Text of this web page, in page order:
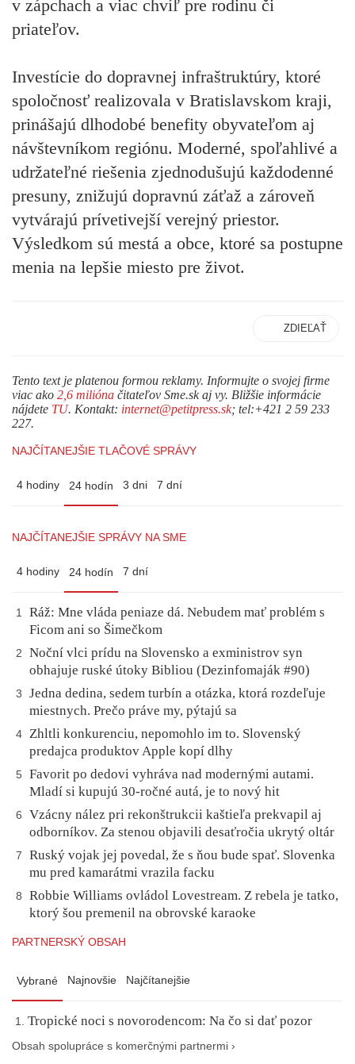
v zápchach a viac chvíľ pre rodinu či
priateľov.
Investície do dopravnej infraštruktúry, ktoré
spoločnosť realizovala v Bratislavskom kraji,
prinášajú dlhodobé benefity obyvateľom aj
návštevníkom regiónu. Moderné, spoľahlivé a
udržateľné riešenia zjednodušujú každodenné
presuny, znižujú dopravnú záťaž a zároveň
vytvárajú prívetivejší verejný priestor.
Výsledkom sú mestá a obce, ktoré sa postupne
menia na lepšie miesto pre život.
ZDIEĽAŤ
Tento text je platenou formou reklamy. Informujte o svojej firme
viac ako 2,6 milióna čitateľov Sme.sk aj vy. Bližšie informácie
nájdete TU. Kontakt: internet@petitpress.sk; tel:+421 2 59 233
227.
NAJČÍTANEJŠIE TLAČOVÉ SPRÁVY
4 hodiny 24 hodín 3 dni 7 dní
NAJČÍTANEJŠIE SPRÁVY NA SME
4 hodiny 24 hodín 7 dní
1
Ráž: Mne vláda peniaze dá. Nebudem mať problém s
Ficom ani so Šimečkom
2
Noční vlci prídu na Slovensko a exministrov syn
obhajuje ruské útoky Bibliou (Dezinfomaják #90)
3
Jedna dedina, sedem turbín a otázka, ktorá rozdeľuje
miestnych. Prečo práve my, pýtajú sa
4
Zhltli konkurenciu, nepomohlo im to. Slovenský
predajca produktov Apple kopí dlhy
5
Favorit po dedovi vyhráva nad modernými autami.
Mladí si kupujú 30-ročné autá, je to nový hit
6
Vzácny nález pri rekonštrukcii kaštieľa prekvapil aj
odborníkov. Za stenou objavili desaťročia ukrytý oltár
7
Ruský vojak jej povedal, že s ňou bude spať. Slovenka
mu pred kamarátmi vrazila facku
8
Robbie Williams ovládol Lovestream. Z rebela je tatko,
ktorý šou premenil na obrovské karaoke
PARTNERSKÝ OBSAH
Vybrané Najnovšie Najčítanejšie
Tropické noci s novorodencom: Na čo si dať pozor
Obsah spolupráce s komerčnými partnermi ›